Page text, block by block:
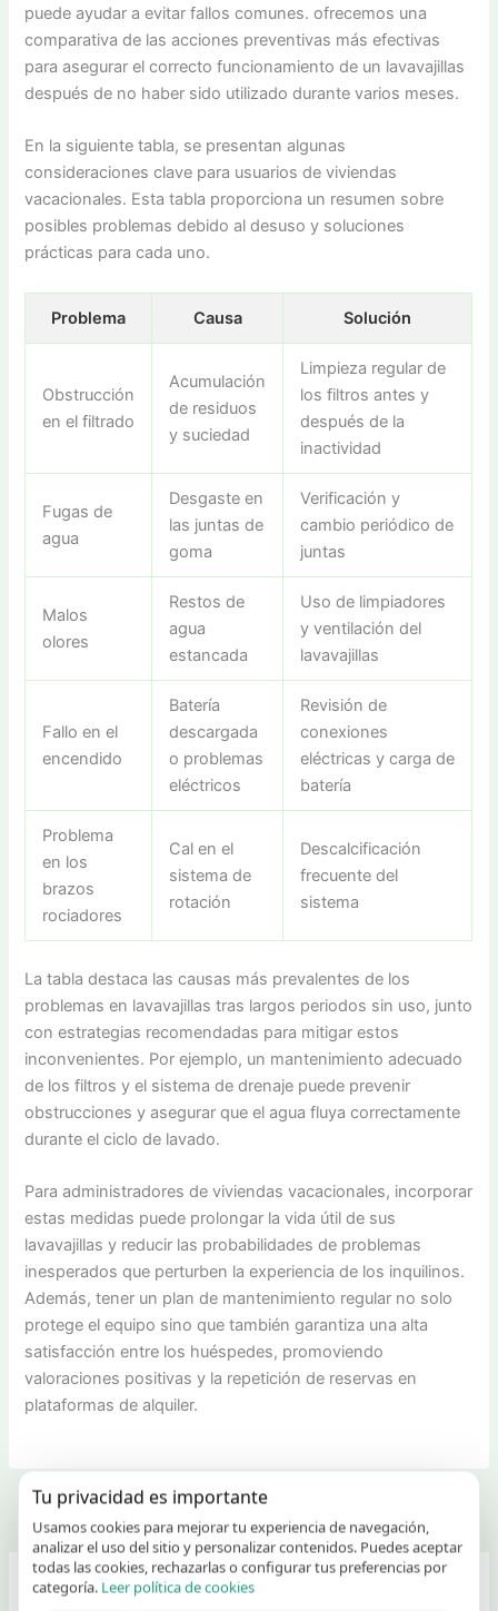
puede ayudar a evitar fallos comunes. ofrecemos una
comparativa de las acciones preventivas más efectivas
para asegurar el correcto funcionamiento de un lavavajillas
después de no haber sido utilizado durante varios meses.
En la siguiente tabla, se presentan algunas
consideraciones clave para usuarios de viviendas
vacacionales. Esta tabla proporciona un resumen sobre
posibles problemas debido al desuso y soluciones
prácticas para cada uno.
Problema Causa Solución
Obstrucción
en el filtrado
Acumulación
de residuos
y suciedad
Limpieza regular de
los filtros antes y
después de la
inactividad
Fugas de
agua
Desgaste en
las juntas de
goma
Verificación y
cambio periódico de
juntas
Malos
olores
Restos de
agua
estancada
Uso de limpiadores
y ventilación del
lavavajillas
Fallo en el
encendido
Batería
descargada
o problemas
eléctricos
Revisión de
conexiones
eléctricas y carga de
batería
Problema
en los
brazos
rociadores
Cal en el
sistema de
rotación
Descalcificación
frecuente del
sistema
La tabla destaca las causas más prevalentes de los
problemas en lavavajillas tras largos periodos sin uso, junto
con estrategias recomendadas para mitigar estos
inconvenientes. Por ejemplo, un mantenimiento adecuado
de los filtros y el sistema de drenaje puede prevenir
obstrucciones y asegurar que el agua fluya correctamente
durante el ciclo de lavado.
Para administradores de viviendas vacacionales, incorporar
estas medidas puede prolongar la vida útil de sus
lavavajillas y reducir las probabilidades de problemas
inesperados que perturben la experiencia de los inquilinos.
Además, tener un plan de mantenimiento regular no solo
protege el equipo sino que también garantiza una alta
satisfacción entre los huéspedes, promoviendo
valoraciones positivas y la repetición de reservas en
plataformas de alquiler.
ANTERIOR
Tu privacidad es importante
Usamos cookies para mejorar tu experiencia de navegación,
analizar el uso del sitio y personalizar contenidos. Puedes aceptar
todas las cookies, rechazarlas o configurar tus preferencias por
categoría. Leer política de cookies